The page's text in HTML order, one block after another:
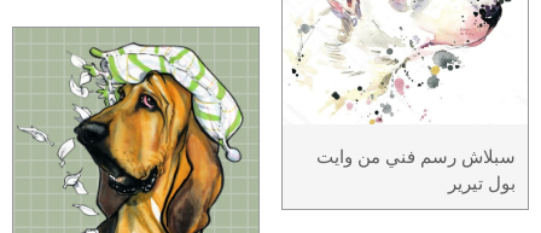
سبلاش رسم فني من وايت
بول تيرير